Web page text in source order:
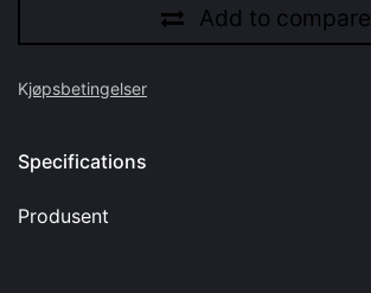
Add to compare
Kjøpsbetingelser
Specifications
Produsent